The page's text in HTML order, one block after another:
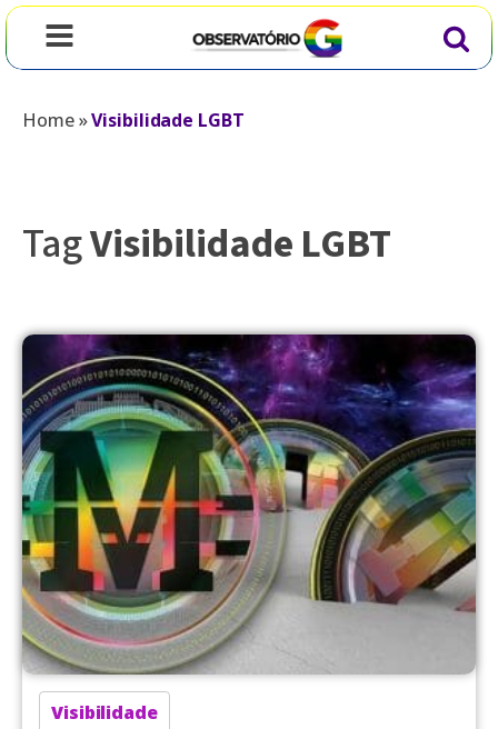
Home»Visibilidade LGBT
TagVisibilidade LGBT
Visibilidade